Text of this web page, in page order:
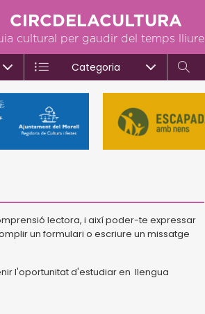
CIRCDELACULTURA
cultural per gaudir del temps lliure
Categoria
lectora, i així poder-te expressar
un formulari o escriure un missatge
l'oportunitat d'estudiar en llengua